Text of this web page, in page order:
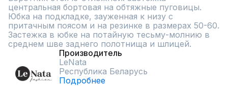
центральная бортовая на обтяжные пуговицы.
Юбка на подкладке, зауженная к низу с
притачным поясом и на резинке в размерах 50-60.
Застежка в юбке на потайную тесьму-молнию в
среднем шве заднего полотнища и шлицей.
Производитель
LeNata
Республика Беларусь
Подробнее